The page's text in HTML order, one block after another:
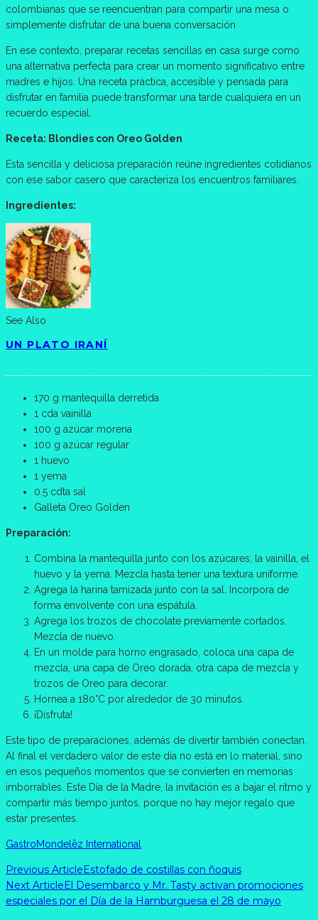
colombianas que se reencuentran para compartir una mesa o
simplemente disfrutar de una buena conversación
En ese contexto, preparar recetas sencillas en casa surge como
una alternativa perfecta para crear un momento significativo entre
madres e hijos. Una receta práctica, accesible y pensada para
disfrutar en familia puede transformar una tarde cualquiera en un
recuerdo especial.
Receta: Blondies con Oreo Golden
Esta sencilla y deliciosa preparación reúne ingredientes cotidianos
con ese sabor casero que caracteriza los encuentros familiares.
Ingredientes:
See Also
UN PLATO IRANÍ
170 g mantequilla derretida
1 cda vainilla
100 g azúcar morena
100 g azúcar regular
1 huevo
1 yema
0.5 cdta sal
Galleta Oreo Golden
Preparación:
Combina la mantequilla junto con los azúcares, la vainilla, el
huevo y la yema. Mezcla hasta tener una textura uniforme.
Agrega la harina tamizada junto con la sal. Incorpora de
forma envolvente con una espátula.
Agrega los trozos de chocolate previamente cortados.
Mezcla de nuevo.
En un molde para horno engrasado, coloca una capa de
mezcla, una capa de Oreo dorada, otra capa de mezcla y
trozos de Oreo para decorar.
Hornea a 180°C por alrededor de 30 minutos.
¡Disfruta!
Este tipo de preparaciones, además de divertir también conectan.
Al final el verdadero valor de este día no está en lo material, sino
en esos pequeños momentos que se convierten en memorias
imborrables. Este Día de la Madre, la invitación es a bajar el ritmo y
compartir más tiempo juntos, porque no hay mejor regalo que
estar presentes.
GastroMondelēz International
Previous ArticleEstofado de costillas con ñoquis
Next ArticleEl Desembarco y Mr. Tasty activan promociones
especiales por el Día de la Hamburguesa el 28 de mayo